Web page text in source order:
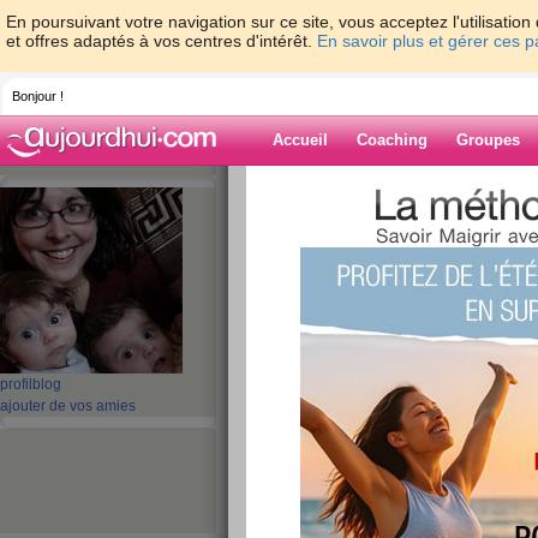
En poursuivant votre navigation sur ce site, vous acceptez
et offres adaptés à vos centres d'intérêt. En savoir plus et gérer ces
Bonjour !
Accueil Coaching Groupes
profil blog
ajouter de vos amies
> > abdos...
Blog de tinaide
abdos...